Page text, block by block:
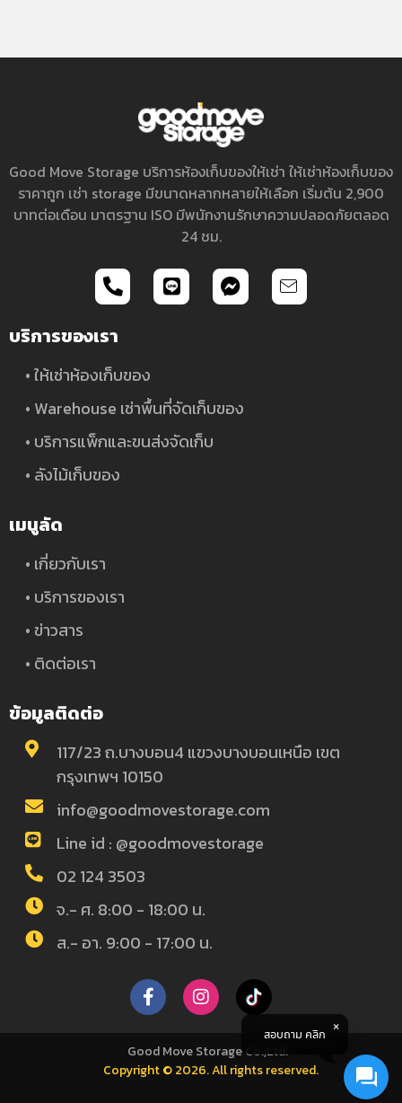
Good Move Storage บริการห้องเก็บของให้เช่า ให้เช่าห้องเก็บของ
ราคาถูก เช่า storage มีขนาดหลากหลายให้เลือก เริ่มต้น 2,900
บาทต่อเดือน มาตรฐาน ISO มีพนักงานรักษาความปลอดภัยตลอด
24 ชม.
บริการของเรา
• ให้เช่าห้องเก็บของ
• Warehouse เช่าพื้นที่จัดเก็บของ
• บริการแพ็กและขนส่งจัดเก็บ
• ลังไม้เก็บของ
เมนูลัด
• เกี่ยวกับเรา
• บริการของเรา
• ข่าวสาร
• ติดต่อเรา
ข้อมูลติดต่อ
117/23 ถ.บางบอน4 แขวงบางบอนเหนือ เขต
กรุงเทพฯ 10150
info@goodmovestorage.com
Line id : @goodmovestorage
02 124 3503
จ.- ศ. 8:00 - 18:00 น.
ส.- อา. 9:00 - 17:00 น.
Good Move Storage Co.,Ltd.
Copyright © 2026. All rights reserved.
สอบถาม คลิก